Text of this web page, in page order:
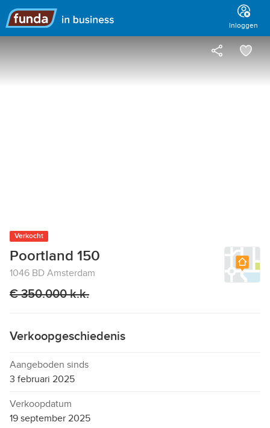
Hoofdmenu
Inloggen
Verkocht
Poortland 150
1046 BD Amsterdam
€ 350.000 k.k.
Verkoopgeschiedenis
Aangeboden sinds
3 februari 2025
Verkoopdatum
19 september 2025